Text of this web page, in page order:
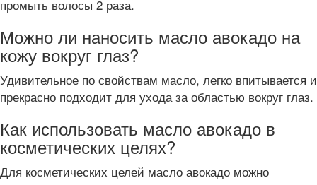
промыть волосы 2 раза.
Можно ли наносить масло авокадо на
кожу вокруг глаз?
Удивительное по свойствам масло, легко впитывается и
прекрасно подходит для ухода за областью вокруг глаз.
Как использовать масло авокадо в
косметических целях?
Для косметических целей масло авокадо можно